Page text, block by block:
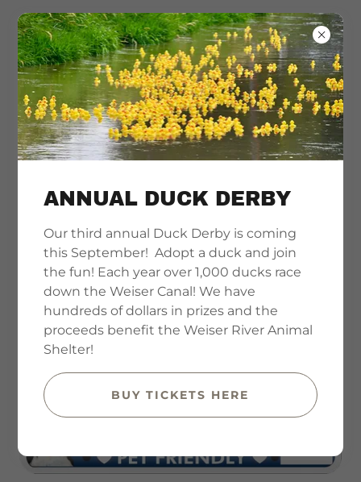
Weiser River
Animal Shelter &
Rescue
ANNUAL DUCK DERBY
Our third annual Duck Derby is coming
this September! Adopt a duck and join
the fun! Each year over 1,000 ducks race
down the Weiser Canal! We have
hundreds of dollars in prizes and the
proceeds benefit the Weiser River Animal
Shelter!
BUY TICKETS HERE